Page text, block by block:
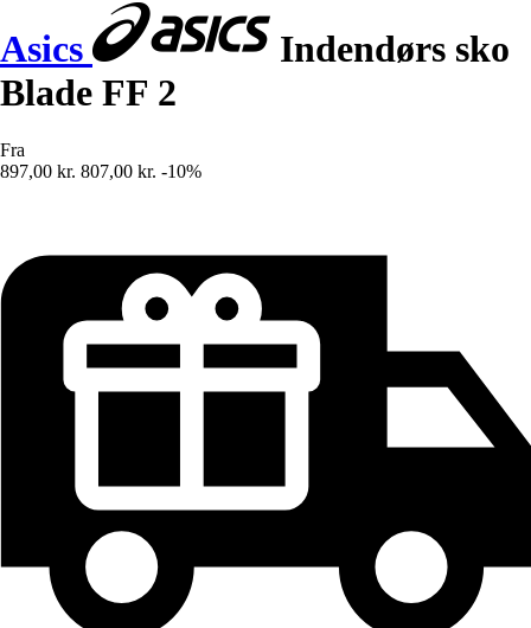
Asics
Indendørs sko
Blade FF 2
Fra
897,00 kr. 807,00 kr. -10%